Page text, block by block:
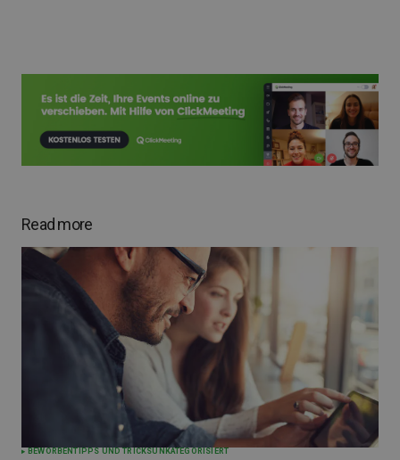
Read more
BEWORBENTIPPS UND TRICKS UNKATEGORISIERT